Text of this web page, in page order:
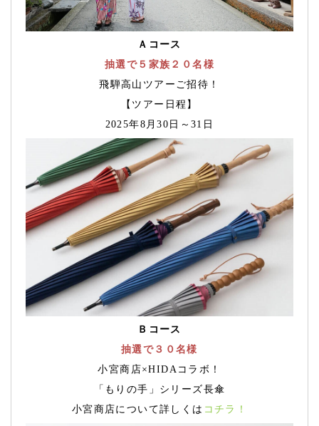
Ａコース
抽選で５家族２０名様
飛騨高山ツアーご招待！
【ツアー日程】
2025年8月30日～31日
Ｂコース
抽選で３０名様
小宮商店×HIDAコラボ！
「もりの手」シリーズ長傘
小宮商店について詳しくは コチラ！